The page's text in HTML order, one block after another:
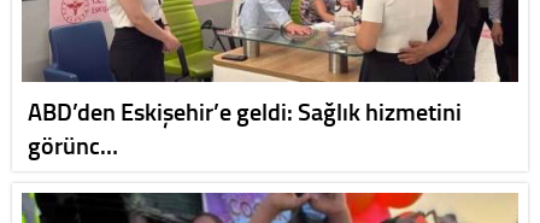
ABD’den Eskişehir’e geldi: Sağlık hizmetini
görünc…